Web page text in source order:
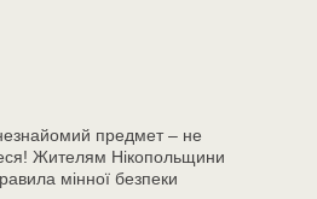
предмет – не
Жителям Нікопольщини
мінної безпеки